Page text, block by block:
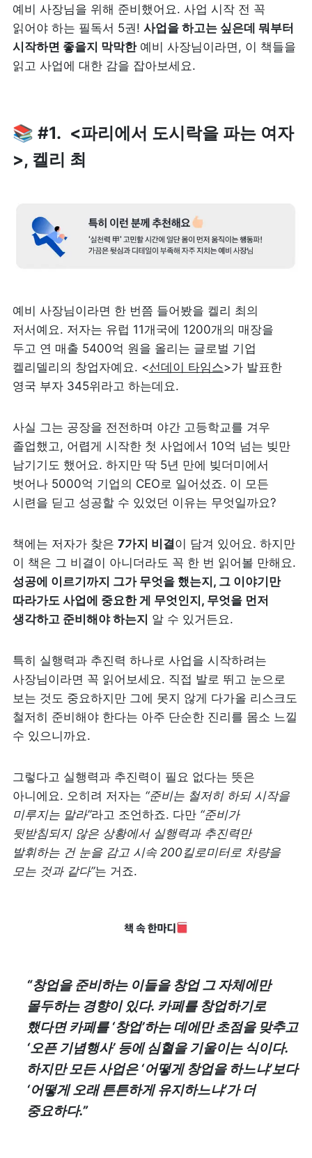
예비 사장님을 위해 준비했어요. 사업 시작 전 꼭
읽어야 하는 필독서 5권! 사업을 하고는 싶은데 뭐부터
시작하면 좋을지 막막한 예비 사장님이라면, 이 책들을
읽고 사업에 대한 감을 잡아보세요.
📚 #1.  <파리에서 도시락을 파는 여자
>, 켈리 최
예비 사장님이라면 한 번쯤 들어봤을 켈리 최의
저서예요. 저자는 유럽 11개국에 1200개의 매장을
두고 연 매출 5400억 원을 올리는 글로벌 기업
켈리델리의 창업자예요. <선데이 타임스>가 발표한
영국 부자 345위라고 하는데요.
사실 그는 공장을 전전하며 야간 고등학교를 겨우
졸업했고, 어렵게 시작한 첫 사업에서 10억 넘는 빚만
남기기도 했어요. 하지만 딱 5년 만에 빚더미에서
벗어나 5000억 기업의 CEO로 일어섰죠. 이 모든
시련을 딛고 성공할 수 있었던 이유는 무엇일까요?
책에는 저자가 찾은 7가지 비결이 담겨 있어요. 하지만
성공에 이르기까지 그가 무엇을 했는지, 그 이야기만
따라가도 사업에 중요한 게 무엇인지, 무엇을 먼저
생각하고 준비해야 하는지 알 수 있거든요.
특히 실행력과 추진력 하나로 사업을 시작하려는
사장님이라면 꼭 읽어보세요. 직접 발로 뛰고 눈으로
보는 것도 중요하지만 그에 못지 않게 다가올 리스크도
철저히 준비해야 한다는 아주 단순한 진리를 몸소 느낄
수 있으니까요.
그렇다고 실행력과 추진력이 필요 없다는 뜻은
아니에요. 오히려 저자는 “준비는 철저히 하되 시작을
미루지는 말라”라고 조언하죠. 다만 “준비가
뒷받침되지 않은 상황에서 실행력과 추진력만
발휘하는 건 눈을 감고 시속 200킬로미터로 차량을
모는 것과 같다”는 거죠.
“창업을 준비하는 이들을 창업 그 자체에만
몰두하는 경향이 있다. 카페를 창업하기로
했다면 카페를 ‘창업’하는 데에만 초점을 맞추고
‘오픈 기념행사’ 등에 심혈을 기울이는 식이다.
하지만 모든 사업은 ‘어떻게 창업을 하느냐’보다
‘어떻게 오래 튼튼하게 유지하느냐’가 더
중요하다.”